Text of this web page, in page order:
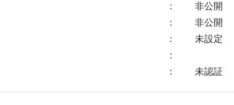
：
非公開
：
非公開
：
未設定
：
： 未認証